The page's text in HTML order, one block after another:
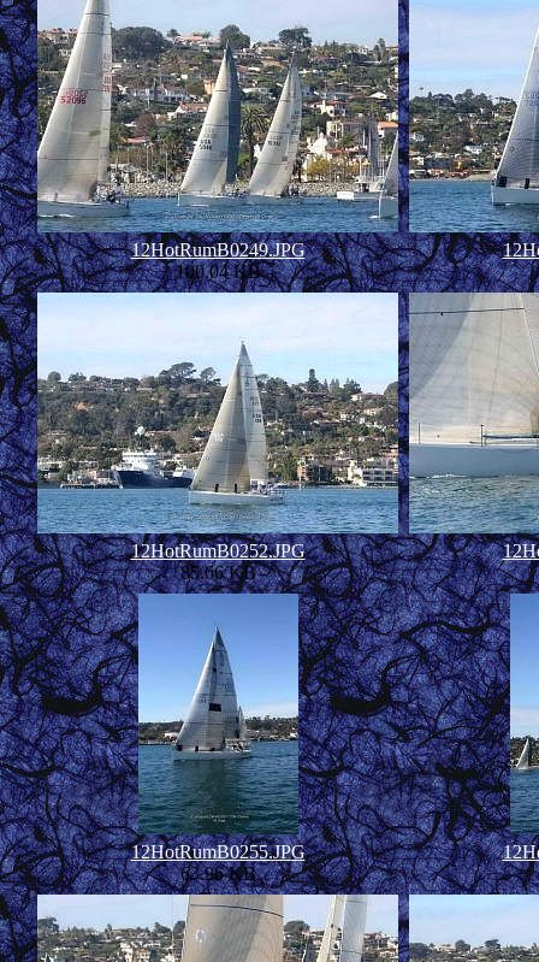
12HotRumB0249.JPG
100.04 KB
12HotRumB0252.JPG
85.66 KB
12HotRumB0255.JPG
63.96 KB